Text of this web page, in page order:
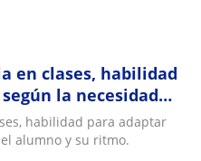
en clases, habilidad
la necesidad
habilidad para adaptar
alumno y su ritmo.